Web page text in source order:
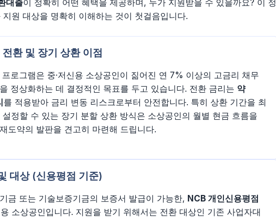
대출이 정확히 어떤 혜택을 제공하며, 누가 지원받을 수 있을까요? 이 정
원 대상을 명확히 이해하는 것이 첫걸음입니다.
환 및 장기 상환 이점
로그램은 중·저신용 소상공인이 짊어진 연 7% 이상의 고금리 채무
정상화하는 데 결정적인 목표를 두고 있습니다. 전환 금리는 약
를 적용받아 금리 변동 리스크로부터 안전합니다. 특히 상환 기간을 최
정할 수 있는 장기 분할 상환 방식은 소상공인의 월별 현금 흐름을
도약의 발판을 견고히 마련해 드립니다.
대상 (신용평점 기준)
금 또는 기술보증기금의 보증서 발급이 가능한, NCB 개인신용평점
용 소상공인입니다. 지원을 받기 위해서는 전환 대상인 기존 사업자대